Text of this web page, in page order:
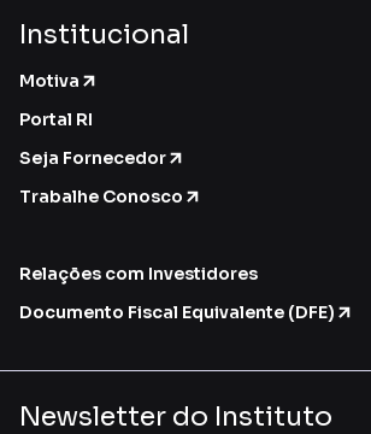
Institucional
Motiva
Portal RI
Seja Fornecedor
Trabalhe Conosco
Relações com Investidores
Documento Fiscal Equivalente (DFE)
Newsletter do Instituto